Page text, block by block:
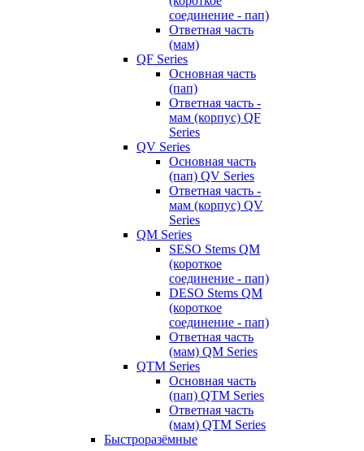
соединение - пап)
Ответная часть
(мам)
QF Series
Основная часть
(пап)
Ответная часть -
мам (корпус) QF
Series
QV Series
Основная часть
(пап) QV Series
Ответная часть -
мам (корпус) QV
Series
QM Series
SESO Stems QM
(короткое
соединение - пап)
DESO Stems QM
(короткое
соединение - пап)
Ответная часть
(мам) QM Series
QTM Series
Основная часть
(пап) QTM Series
Ответная часть
(мам) QTM Series
Быстроразёмные